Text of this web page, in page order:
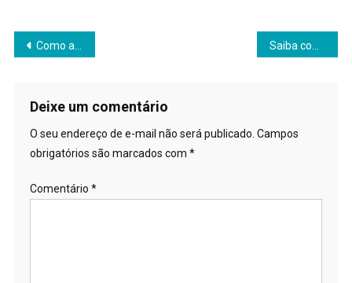
Navegação
Post
Como anda a saúde mental do seu pet?
Deixe um comentário
O seu endereço de e-mail não será publicado. Campos
obrigatórios são marcados com *
Comentário *